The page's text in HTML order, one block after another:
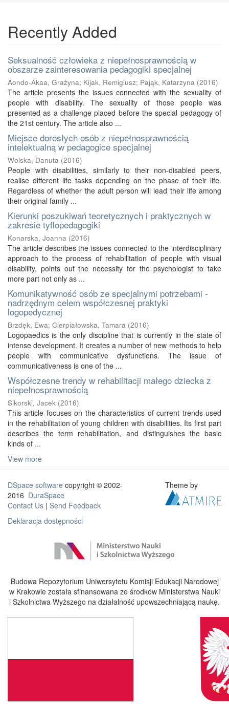
Recently Added
Seksualność człowieka z niepełnosprawnością w
obszarze zainteresowania pedagogiki specjalnej
Aondo-Akaa, Grażyna; Kijak, Remigiusz; Pająk, Katarzyna (2016)
The article presents the issues connected with the sexuality of
people with disability. The sexuality of those people was
presented as a challenge placed before the special pedagogy of
the 21st century. The article also ...
Miejsce dorosłych osób z niepełnosprawnością
intelektualną w pedagogice specjalnej
Wolska, Danuta (2016)
People with disabilities, similarly to their non-disabled peers,
realise different life tasks depending on the phase of their life.
Regardless of whether the adult person will lead their life among
their original family ...
Kierunki poszukiwań teoretycznych i praktycznych w
zakresie tyflopedagogiki
Konarska, Joanna (2016)
The article describes the issues connected to the interdisciplinary
approach to the process of rehabilitation of people with visual
disability, points out the necessity for the psychologist to take
more part not only as ...
Komunikatywność osób ze specjalnymi potrzebami -
nadrzędnym celem współczesnej praktyki
logopedycznej
Brzdęk, Ewa; Cierpiałowska, Tamara (2016)
Logopaedics is the only discipline that is currently in the state of
intense development. It creates a number of new methods to help
people with communicative dysfunctions. The issue of
communicativeness is one of the ...
Współczesne trendy w rehabilitacji małego dziecka z
niepełnosprawnością
Sikorski, Jacek (2016)
This article focuses on the characteristics of current trends used
in the rehabilitation of young children with disabilities. Its first part
describes the term rehabilitation, and distinguishes the basic
kinds of ...
View more
DSpace software copyright © 2002-
2016 DuraSpace
Contact Us | Send Feedback
Deklaracja dostępności
Theme by
Budowa Repozytorium Uniwersytetu Komisji Edukacji Narodowej
w Krakowie została sfinansowana ze środków Ministerstwa Nauki
i Szkolnictwa Wyższego na działalność upowszechniającą naukę.